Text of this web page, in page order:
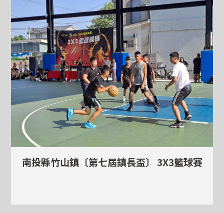
南投縣竹山鎮〔第七屆鎮長盃〕 3X3籃球賽